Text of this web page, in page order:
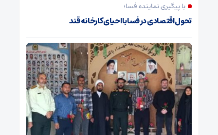
با پیگیری نماینده فسا؛
تحول اقتصادی در فسا با احیای کارخانه قند